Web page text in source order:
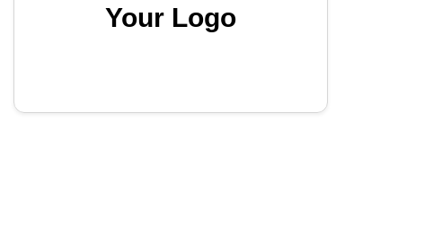
Your Logo